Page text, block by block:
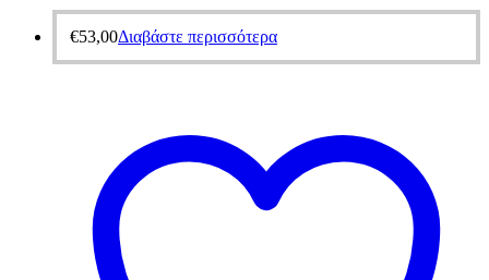
€53,00Διαβάστε περισσότερα